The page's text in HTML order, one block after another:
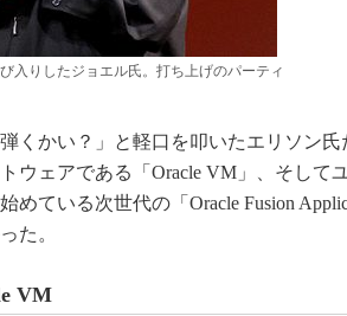
入りしたジョエル氏。打ち上げのパーティ
くかい？」と軽口を叩いたエリソン氏
ウェアである「Oracle VM」、そして
ている次世代の「Oracle Fusion
た。
VM